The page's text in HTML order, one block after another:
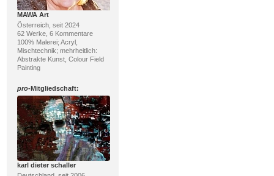
MAWA Art
Österreich, seit 2024
62 Werke, 6 Kommentare
100% Malerei; Acryl,
Mischtechnik; mehrheitlich:
Abstrakte Kunst, Colour Field
Painting
pro-Mitgliedschaft:
karl dieter schaller